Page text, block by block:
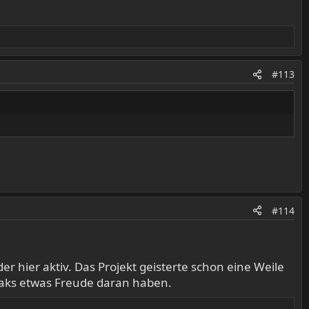
#113
#114
hier aktiv. Das Projekt geisterte schon eine Weile
etwas Freude daran haben.